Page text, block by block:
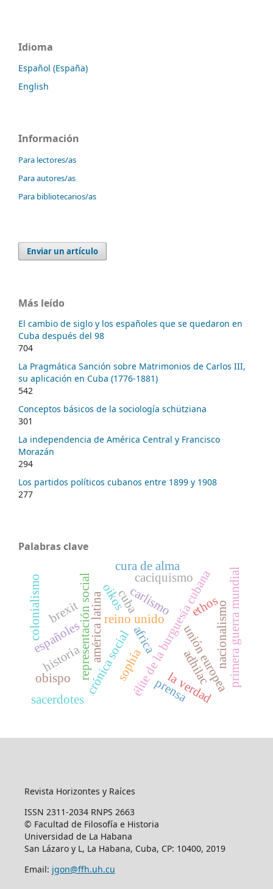
Idioma
Español (España)
English
Información
Para lectores/as
Para autores/as
Para bibliotecarios/as
Enviar un artículo
Más leído
El cambio de siglo y los españoles que se quedaron en
Cuba después del 98
704
La Pragmática Sanción sobre Matrimonios de Carlos III,
su aplicación en Cuba (1776-1881)
542
Conceptos básicos de la sociología schütziana
301
La independencia de América Central y Francisco
Morazán
294
Los partidos políticos cubanos entre 1899 y 1908
277
Palabras clave
crónica socialélite de la burguesía cubana
representación social adhilac
historia américa latina
brexit reino unido
unión europea
cuba
españoles
prensa
primera guerra mundial
colonialismo africa
carlismo nacionalismo
caciquismo
oikos
sophía
ethos
la verdad
obispo
sacerdotes
cura de alma
Revista Horizontes y Raíces
ISSN 2311-2034 RNPS 2663
© Facultad de Filosofía e Historia
Universidad de La Habana
San Lázaro y L, La Habana, Cuba, CP: 10400, 2019
Email: jgon@ffh.uh.cu